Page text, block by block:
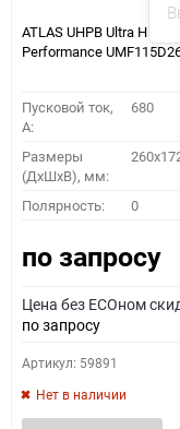
ATLAS UHPB Ultra High
Performance
Пусковой ток,
A:
680
Размеры
(ДхШхВ), мм:
Полярность: 0
по запросу
Цена без ECOном
по запросу
Артикул: 59891
Нет в наличии